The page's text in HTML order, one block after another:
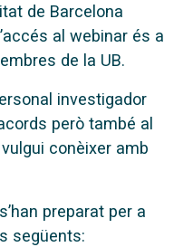
de Barcelona
al webinar és a
de la UB.
investigador
però també al
conèixer amb
s’han preparat per a
següents: